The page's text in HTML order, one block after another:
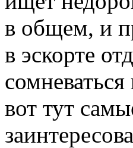
в общем, и
в эскорте
вот тут